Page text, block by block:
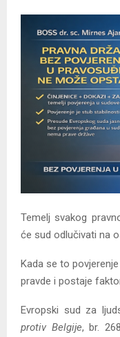
Y
Temelj svakog
će sud odlučivati na
Kada se to
pravde i postaje
Evropski sud za
protiv Belgije, br.